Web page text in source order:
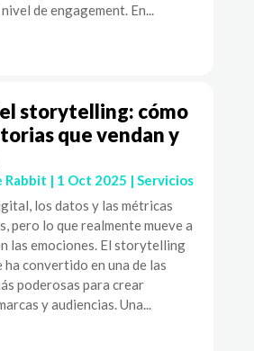
de engagement. En...
storytelling: cómo
que vendan y
Rabbit | 1 Oct 2025 | Servicios
los datos y las métricas
pero lo que realmente mueve a
las emociones. El storytelling
ha convertido en una de las
poderosas para crear
y audiencias. Una...